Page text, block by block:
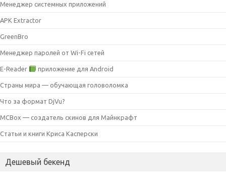
Менеджер системных приложений
APK Extractor
GreenBro
Менеджер паролей от Wi-Fi сетей
E-Reader приложение для Android
Страны мира — обучающая головоломка
Что за формат DjVu?
MCBox — создатель скинов для Майнкрафт
Статьи и книги Криса Касперски
Дешевый бекенд